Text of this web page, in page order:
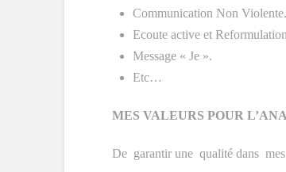
Communication Non Violente.
Ecoute active et
Message « Je ».
Etc…
MES VALEURS POUR
De garantir une qualité dans